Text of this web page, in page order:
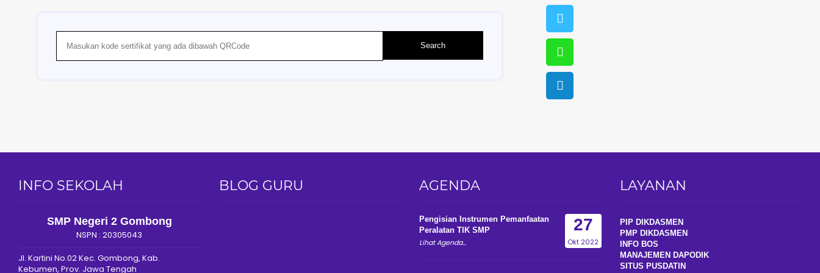
INFO SEKOLAH
SMP Negeri 2 Gombong
NSPN :20305043
Jl. Kartini No.02 Kec. Gombong, Kab.
Kebumen, Prov. Jawa Tengah
BLOG GURU AGENDA
27
Okt 2022
Pengisian Instrumen Pemanfaatan
Peralatan TIK SMP
Lihat Agenda...
LAYANAN
PIP DIKDASMEN
PMP DIKDASMEN
INFO BOS
MANAJEMEN DAPODIK
SITUS PUSDATIN